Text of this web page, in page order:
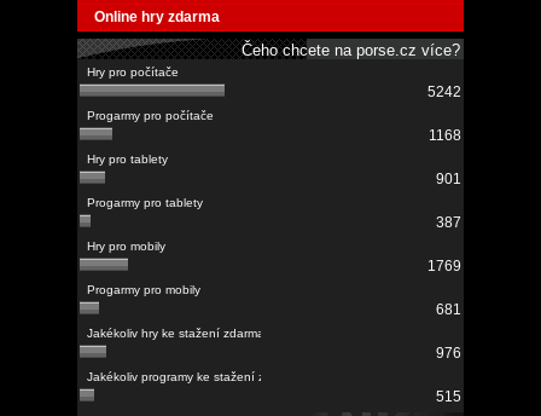
Online hry zdarma
Čeho chcete na porse.cz více?
5242
1168
901
387
1769
681
976
515